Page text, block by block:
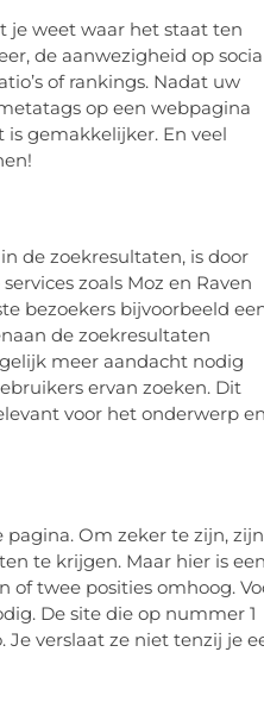
je weet waar het staat ten
de aanwezigheid op
of rankings. Nadat uw
op een webpagina
gemakkelijker. En veel
de zoekresultaten, is door
zoals Moz en Raven
bezoekers bijvoorbeeld
de zoekresultaten
meer aandacht nodig
ervan zoeken. Dit
voor het onderwerp
Om zeker te zijn,
te krijgen. Maar hier is
of twee posities omhoog.
De site die op nummer 1
verslaat ze niet tenzij je